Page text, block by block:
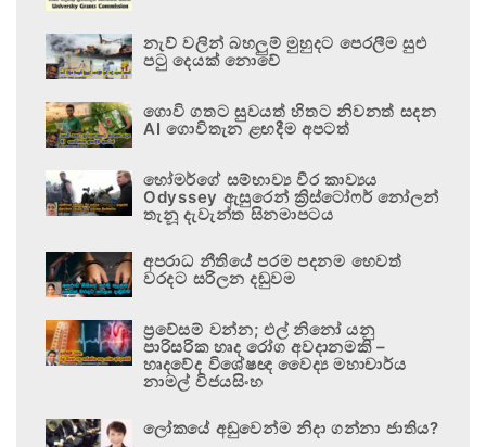
නැව් වලින් බහලුම් මුහුදට පෙරලීම සුළු
පටු දෙයක් නොවේ
ගොවි ගතට සුවයත් හිතට නිවනත් සදන
AI ගොවිතැන ළඟදීම අපටත්
හෝමර්ගේ සම්භාව්‍ය වීර කාව්‍යය
Odyssey ඇසුරෙන් ක්‍රිස්ටෝෆර් නෝලන්
තැනූ දැවැන්ත සිනමාපටය
අපරාධ නීතියේ පරම පදනම හෙවත්
වරදට සරිලන දඬුවම
ප්‍රවේසම් වන්න; එල් නිනෝ යනු
පාරිසරික හෘද රෝග අවදානමකි –
හෘදවේද විශේෂඥ වෛද්‍ය මහාචාර්ය
නාමල් විජයසිංහ
ලෝකයේ අඩුවෙන්ම නිදා ගන්නා ජාතිය?